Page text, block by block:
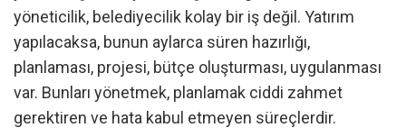
yöneticilik, belediyecilik kolay bir iş değil. Yatırım
yapılacaksa, bunun aylarca süren hazırlığı,
planlaması, projesi, bütçe oluşturması, uygulanması
var. Bunları yönetmek, planlamak ciddi zahmet
gerektiren ve hata kabul etmeyen süreçlerdir.